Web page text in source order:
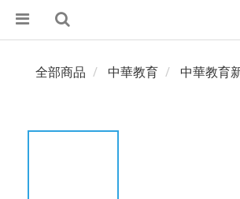
全部商品 中華教育 中華教育